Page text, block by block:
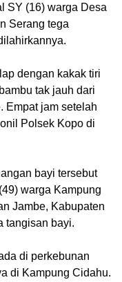
SY (16) warga Desa
Serang tega
dengan kakak tiri
tak jauh dari
Empat jam setelah
Polsek Kopo di
bayi tersebut
warga Kampung
Jambe, Kabupaten
tangisan bayi.
di perkebunan
di Kampung Cidahu.